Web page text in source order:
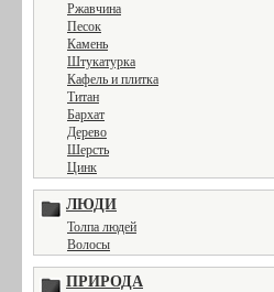
Ржавчина
Песок
Камень
Штукатурка
Кафель и плитка
Титан
Бархат
Дерево
Шерсть
Цинк
ЛЮДИ
Толпа людей
Волосы
ПРИРОДА